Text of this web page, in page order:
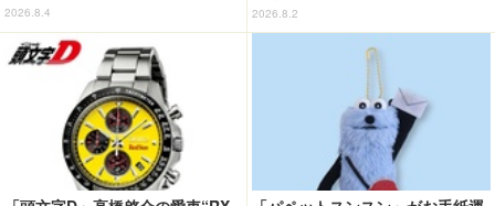
ンシャインシティプリンスホテ
ル」コラボ開催
2026.8.4
の“麦わら帽子”もグッズ化!? 【U
SJ「ワンピース・プレミア・サマ
2026.8.2